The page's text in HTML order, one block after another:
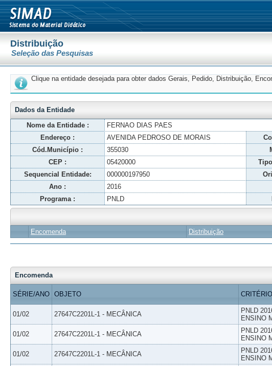
Distribuição
Seleção das Pesquisas
Clique na entidade desejada para obter dados Gerais, Pedido, Distribuição,
Dados da Entidade
Nome da Entidade :
FERNAO DIAS PAES
Endereço :
AVENIDA PEDROSO DE MORAIS
Cód.Município :
355030
CEP :
05420000
Sequencial Entidade:
000000197950
Ano :
2016
Programa :
PNLD
Encomenda Distribuição
Encomenda
SÉRIE/ANO OBJETO CRITÉRIO
01/02 27647C2201L-1 - MECÂNICA
PNLD
ENSINO
01/02 27647C2201L-1 - MECÂNICA
PNLD
ENSINO
01/02 27647C2201L-1 - MECÂNICA
PNLD
ENSINO